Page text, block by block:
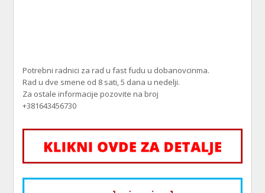
Potrebni radnici za rad u fast fudu u dobanovcinma.
Rad u dve smene od 8 sati, 5 dana u nedelji.
Za ostale informacije pozovite na broj
+381643456730